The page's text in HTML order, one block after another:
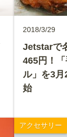
2018/3/29
Jetstarで
465円！
ル」を3月
始
アクセサリー